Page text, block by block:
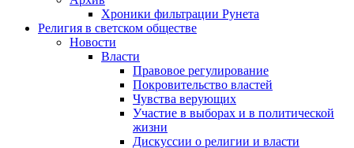
Хроники фильтрации Рунета
Религия в светском обществе
Новости
Власти
Правовое регулирование
Покровительство властей
Чувства верующих
Участие в выборах и в политической
жизни
Дискуссии о религии и власти